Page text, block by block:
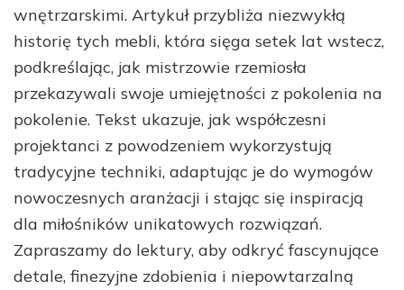
wnętrzarskimi. Artykuł przybliża niezwykłą
historię tych mebli, która sięga setek lat wstecz,
podkreślając, jak mistrzowie rzemiosła
przekazywali swoje umiejętności z pokolenia na
pokolenie. Tekst ukazuje, jak współczesni
projektanci z powodzeniem wykorzystują
tradycyjne techniki, adaptując je do wymogów
nowoczesnych aranżacji i stając się inspiracją
dla miłośników unikatowych rozwiązań.
Zapraszamy do lektury, aby odkryć fascynujące
detale, finezyjne zdobienia i niepowtarzalną